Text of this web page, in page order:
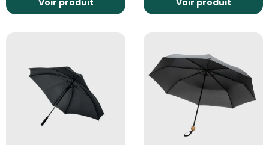
Voir produit Voir produit